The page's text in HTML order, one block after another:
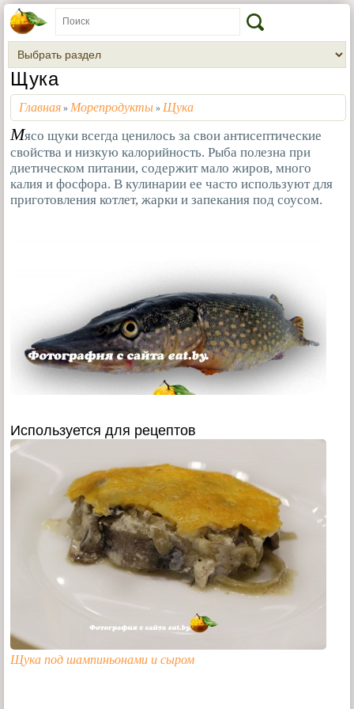
Щука
Главная » Морепродукты » Щука
Мясо щуки всегда ценилось за свои антисептические
свойства и низкую калорийность. Рыба полезна при
диетическом питании, содержит мало жиров, много
калия и фосфора. В кулинарии ее часто используют для
приготовления котлет, жарки и запекания под соусом.
Используется для рецептов
Щука под шампиньонами и сыром